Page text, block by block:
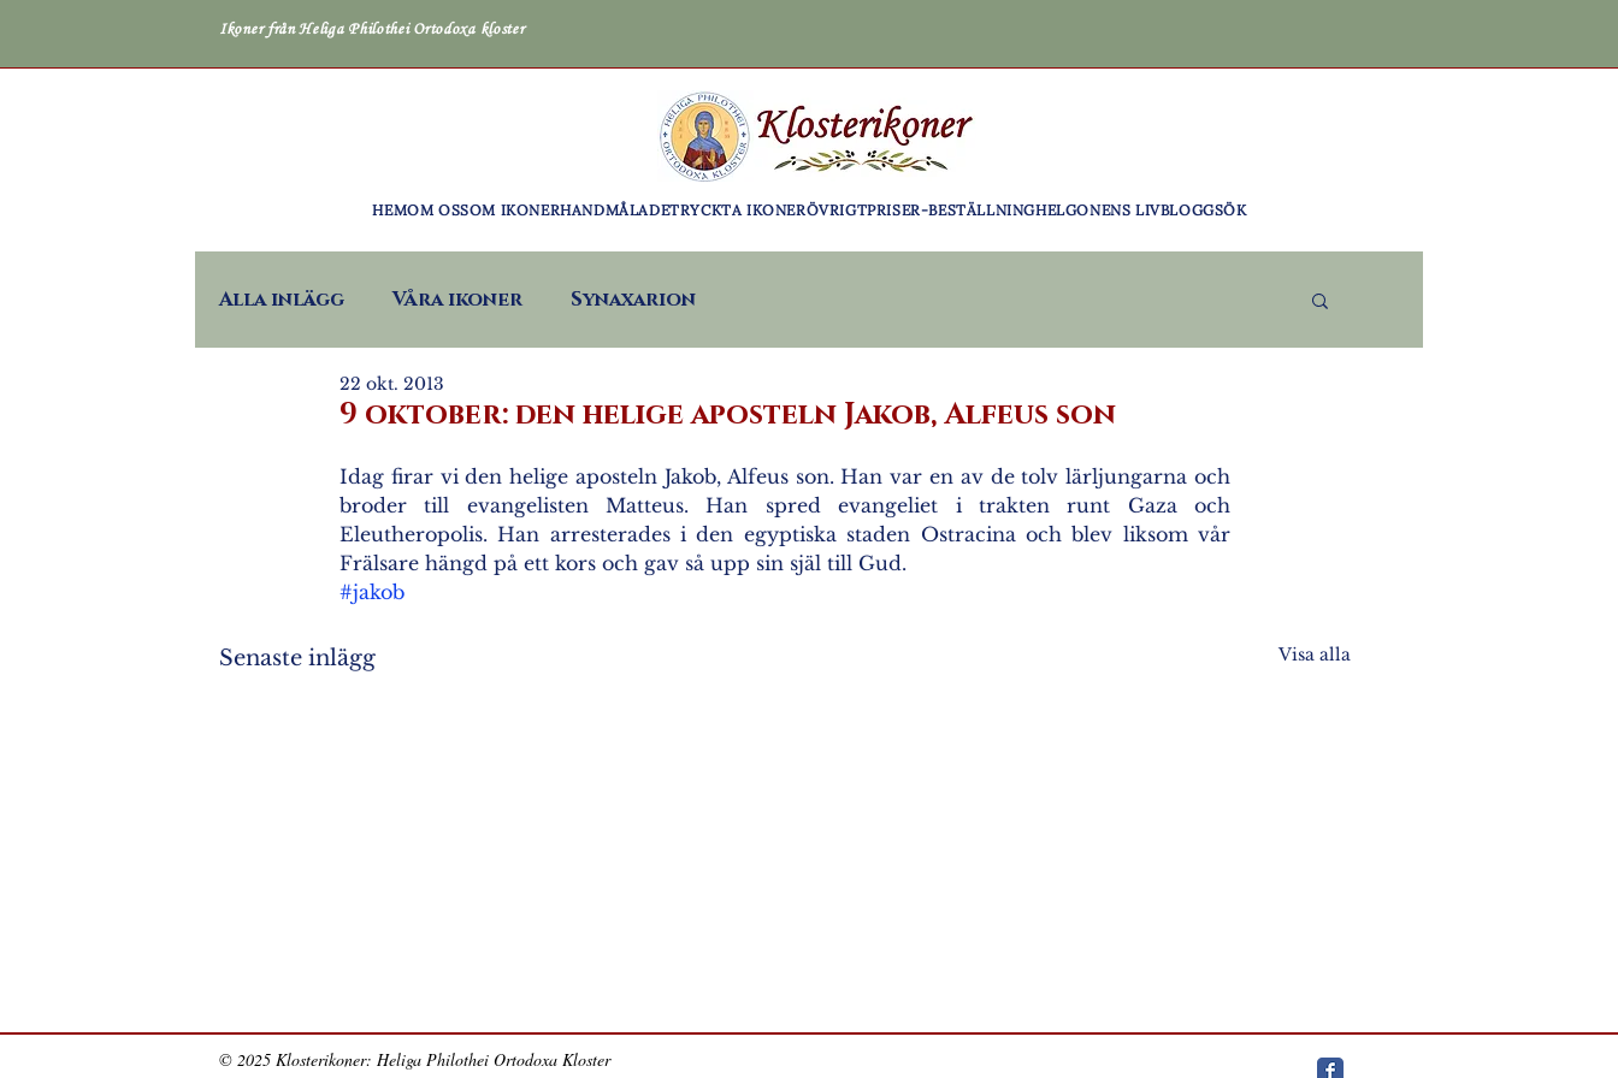
Ikoner från Heliga Philothei Ortodoxa kloster
HEMOM OSSOM IKONERHANDMÅLADETRYCKTA IKONERÖVRIGTPRISER-BESTÄLLNINGHELGONENS LIVBLOGGSÖK
Alla inlägg Våra ikoner Synaxarion
9 oktober: den helige aposteln Jakob, Alfeus son
22 okt. 2013
Idag firar vi den helige aposteln Jakob, Alfeus son. Han var en av de tolv lärljungarna och
broder till evangelisten Matteus. Han spred evangeliet i trakten runt Gaza och
Eleutheropolis. Han arresterades i den egyptiska staden Ostracina och blev liksom vår
Frälsare hängd på ett kors och gav så upp sin själ till Gud.
#jakob
Senaste inlägg Visa alla
© 2025 Klosterikoner: Heliga Philothei Ortodoxa Kloster